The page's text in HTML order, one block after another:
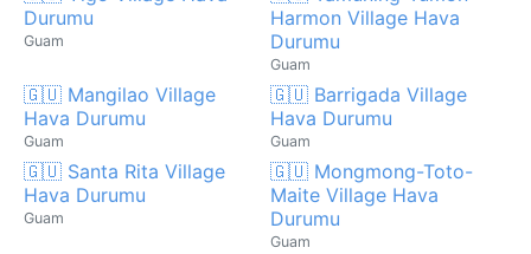
Durumu
Guam
Harmon Village Hava
Durumu
Guam
🇬🇺 Mangilao Village
Hava Durumu
Guam
🇬🇺 Barrigada Village
Hava Durumu
Guam
🇬🇺 Santa Rita Village
Hava Durumu
Guam
🇬🇺 Mongmong-Toto-
Maite Village Hava
Durumu
Guam